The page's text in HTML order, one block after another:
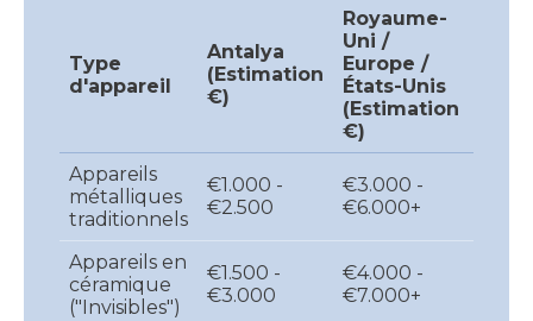
Type
d'appareil
Antalya
(Estimation
€)
Royaume-
Uni /
Europe /
États-Unis
(Estimation
€)
Appareils
métalliques
traditionnels
€1.000 -
€2.500
€3.000 -
€6.000+
Appareils en
céramique
("Invisibles")
€1.500 -
€3.000
€4.000 -
€7.000+